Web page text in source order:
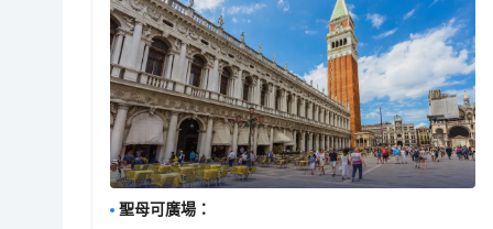
聖母可廣場 ：